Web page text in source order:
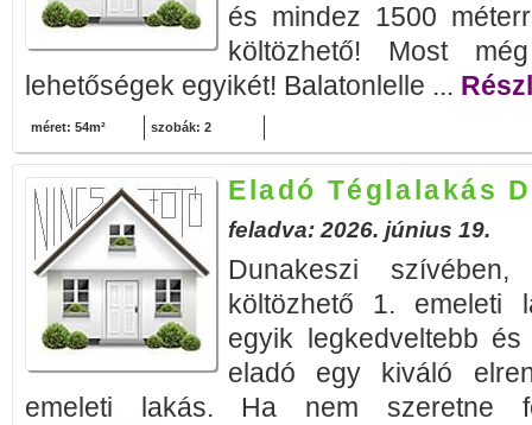
és mindez 1500
költözhető! Most
lehetőségek egyikét! Balatonlelle ...
méret: 54m² szobák: 2
Eladó Téglalakás
feladva: 2026. június 19.
Dunakeszi szívében,
költözhető 1. emeleti
egyik legkedveltebb
eladó egy kiváló
emeleti lakás. Ha nem szeretne